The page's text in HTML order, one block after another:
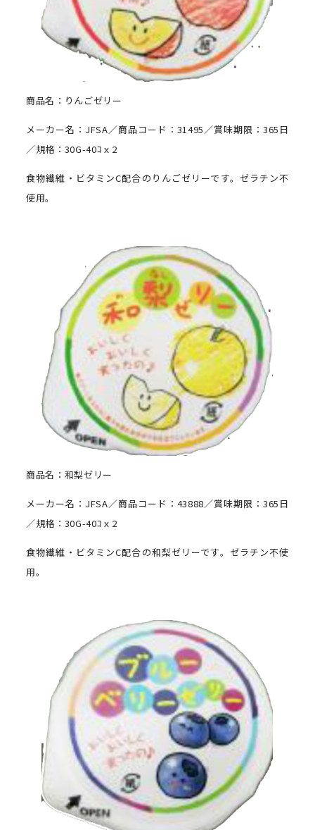
商品名：りんごゼリー
メーカー名：JFSA／商品コード：31495／賞味期限：365日
／規格：30G-40ｺｘ2
食物繊維・ビタミンC配合のりんごゼリーです。ゼラチン不
使用。
商品名：和梨ゼリー
メーカー名：JFSA／商品コード：43888／賞味期限：365日
／規格：30G-40ｺｘ2
食物繊維・ビタミンC配合の和梨ゼリーです。ゼラチン不使
用。